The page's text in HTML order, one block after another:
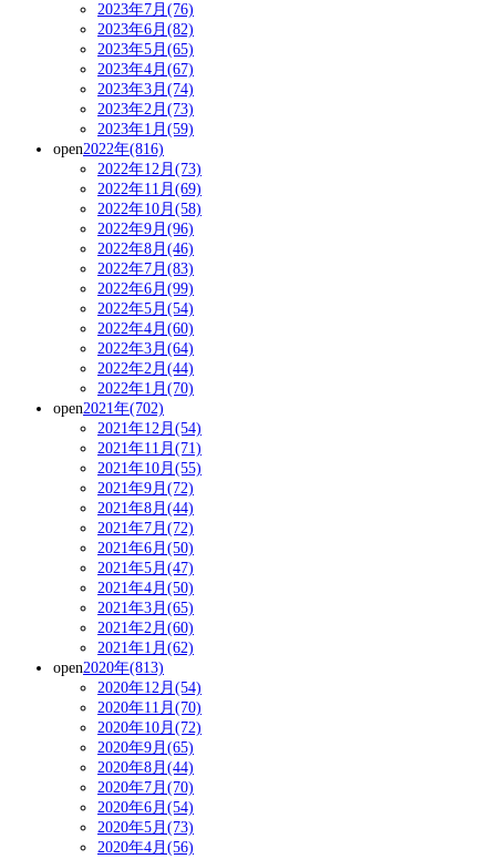
2023年7月(76)
2023年6月(82)
2023年5月(65)
2023年4月(67)
2023年3月(74)
2023年2月(73)
2023年1月(59)
open2022年(816)
2022年12月(73)
2022年11月(69)
2022年10月(58)
2022年9月(96)
2022年8月(46)
2022年7月(83)
2022年6月(99)
2022年5月(54)
2022年4月(60)
2022年3月(64)
2022年2月(44)
2022年1月(70)
open2021年(702)
2021年12月(54)
2021年11月(71)
2021年10月(55)
2021年9月(72)
2021年8月(44)
2021年7月(72)
2021年6月(50)
2021年5月(47)
2021年4月(50)
2021年3月(65)
2021年2月(60)
2021年1月(62)
open2020年(813)
2020年12月(54)
2020年11月(70)
2020年10月(72)
2020年9月(65)
2020年8月(44)
2020年7月(70)
2020年6月(54)
2020年5月(73)
2020年4月(56)